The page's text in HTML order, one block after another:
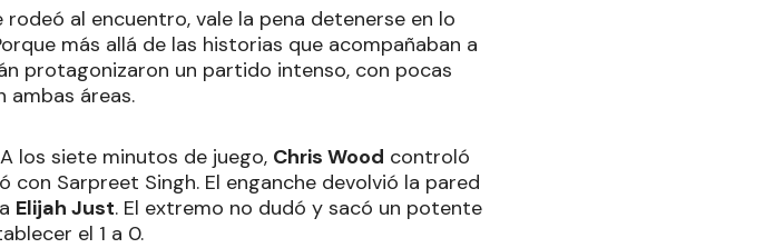
al encuentro, vale la pena detenerse en lo
más allá de las historias que acompañaban a
protagonizaron un partido intenso, con pocas
ambas áreas.
los siete minutos de juego, Chris Wood controló
Sarpreet Singh. El enganche devolvió la pared
Elijah Just. El extremo no dudó y sacó un potente
el 1 a 0.